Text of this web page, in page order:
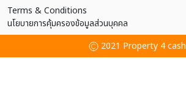
Terms & Conditions
นโยบายการคุ้มครองข้อมูลส่วนบุคคล
2021 Property 4 cash